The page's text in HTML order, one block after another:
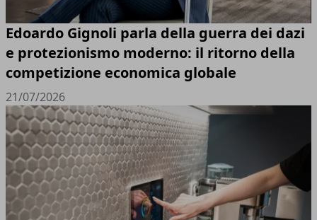
Edoardo Gignoli parla della guerra dei dazi
e protezionismo moderno: il ritorno della
competizione economica globale
21/07/2026